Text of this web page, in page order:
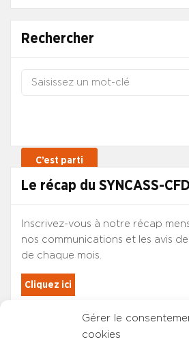
Gérer le
cookies
Rechercher
Le récap du SYNCASS-
Inscrivez-vous à notre récap
nos communications et les avis
de chaque mois.
Cliquez ici
Les adhérents du SYNCASS-CFDT
sont automatiquement inscrits.